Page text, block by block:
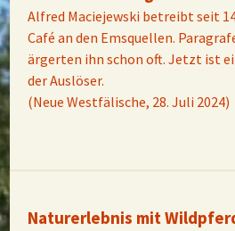
Alfred Maciejewski betreibt seit
Café an den Emsquellen.
ärgerten ihn schon oft. Jetzt ist
der Auslöser.
(Neue Westfälische, 28. Juli 2024)
Naturerlebnis mit